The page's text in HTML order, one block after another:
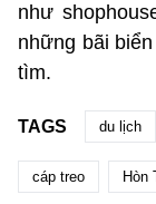
như
những bãi
tìm.
TAGS du lịch
cáp treo Hòn